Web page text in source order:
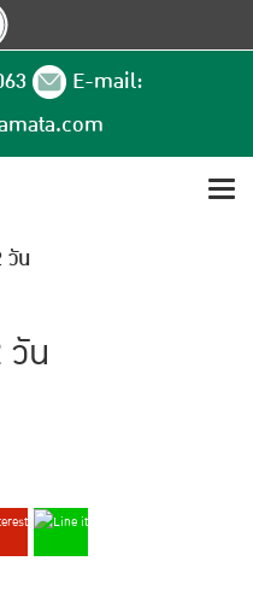
E-mail:
วัน
น